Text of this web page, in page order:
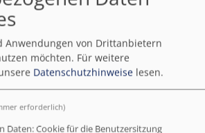
Uhr
Prieto Peral
Parche
Capo” (Leitung Bettina
Anwendungen von Drittanbietern
möchten. Für weitere
Datenschutzhinweise lesen.
erforderlich)
Daten: Cookie für die Benutzersitzung